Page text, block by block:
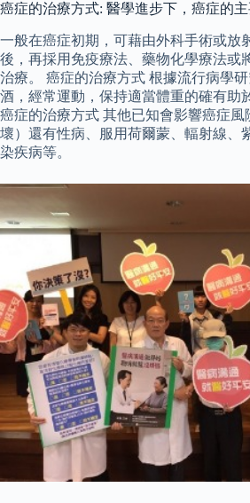
癌症的治療方式: 醫學進步下，癌症的
一般在癌症初期，可藉由外科手術或放
後，再採用免疫療法、藥物化學療法或
治療。 癌症的治療方式 根據流行病學
酒，經常運動，保持適當體重的確有助
癌症的治療方式 其他已知會影響癌症
壞）還有性病、服用荷爾蒙、輻射線、
染疾病等。